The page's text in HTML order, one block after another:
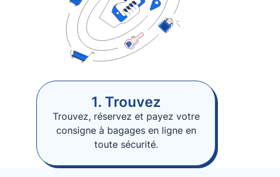
1. Trouvez
Trouvez, réservez et payez votre
consigne à bagages en ligne en
toute sécurité.